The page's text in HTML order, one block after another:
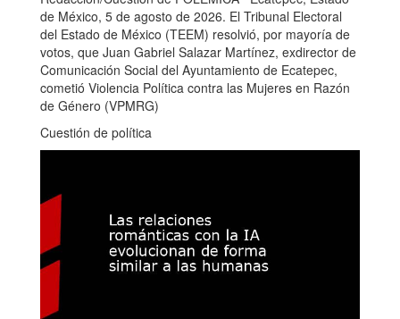
de México, 5 de agosto de 2026. El Tribunal Electoral
del Estado de México (TEEM) resolvió, por mayoría de
votos, que Juan Gabriel Salazar Martínez, exdirector de
Comunicación Social del Ayuntamiento de Ecatepec,
cometió Violencia Política contra las Mujeres en Razón
de Género (VPMRG)
Cuestión de política